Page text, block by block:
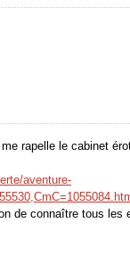
rapelle le cabinet
aventure-
de connaître tous les